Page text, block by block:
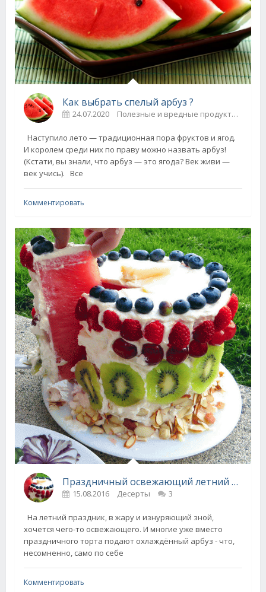
Как выбрать спелый арбуз ?
24.07.2020 Полезные и вредные продукты / Советы на все случаи
Наступило лето — традиционная пора фруктов и ягод.
И королем среди них по праву можно назвать арбуз!
(Кстати, вы знали, что арбуз — это ягода? Век живи —
век учись). Все
Комментировать
Праздничный освежающий летний десерт из арбуза!
15.08.2016 Десерты 3
На летний праздник, в жару и изнуряющий зной,
хочется чего-то освежающего. И многие уже вместо
праздничного торта подают охлаждённый арбуз - что,
несомненно, само по себе
Комментировать